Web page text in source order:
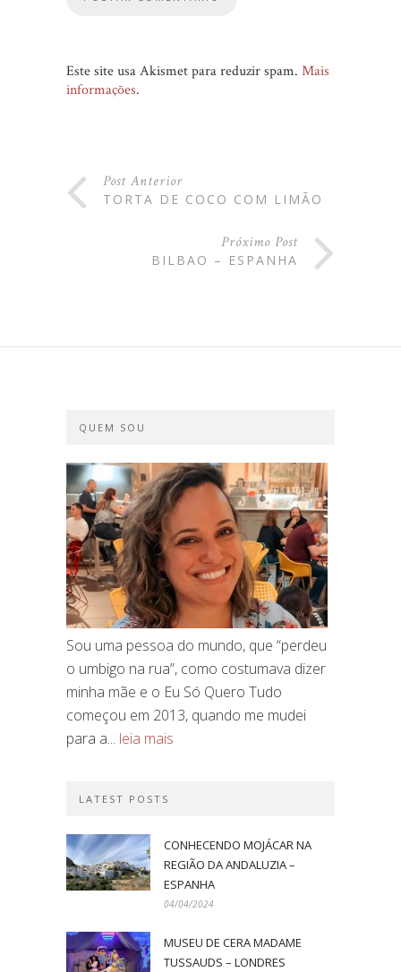
Este site usa Akismet para reduzir spam. Mais
informações.
Post Anterior
TORTA DE COCO COM LIMÃO
Próximo Post
BILBAO – ESPANHA
QUEM SOU
Sou uma pessoa do mundo, que “perdeu
o umbigo na rua”, como costumava dizer
minha mãe e o Eu Só Quero Tudo
começou em 2013, quando me mudei
para a... leia mais
LATEST POSTS
CONHECENDO MOJÁCAR NA
REGIÃO DA ANDALUZIA –
ESPANHA
04/04/2024
MUSEU DE CERA MADAME
TUSSAUDS – LONDRES